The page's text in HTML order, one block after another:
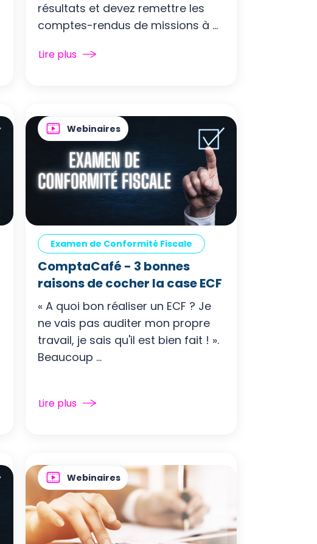
résultats et devez remettre les
comptes-rendus de missions à ...
Lire plus
Webinaires
Examen de Conformité Fiscale
ComptaCafé - 3 bonnes
raisons de cocher la case ECF
« A quoi bon réaliser un ECF ? Je
ne vais pas auditer mon propre
travail, je sais qu'il est bien fait ! ».
Beaucoup ...
Lire plus
Webinaires